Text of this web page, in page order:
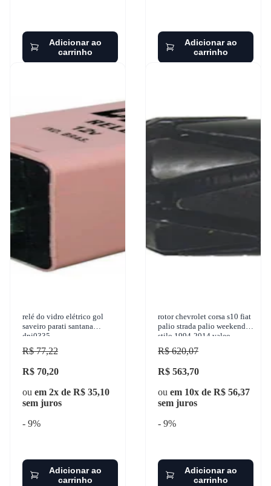
Adicionar ao
carrinho
Adicionar ao
carrinho
relé do vidro elétrico gol
saveiro parati santana
dni0335
R$ 77,22
R$ 70,20
ou em 2x de R$ 35,10
sem juros
- 9%
Adicionar ao
carrinho
rotor chevrolet corsa s10 fiat
palio strada palio weekend
stilo 1994-2014 valeo -
593340
R$ 620,07
R$ 563,70
ou em 10x de R$ 56,37
sem juros
- 9%
Adicionar ao
carrinho